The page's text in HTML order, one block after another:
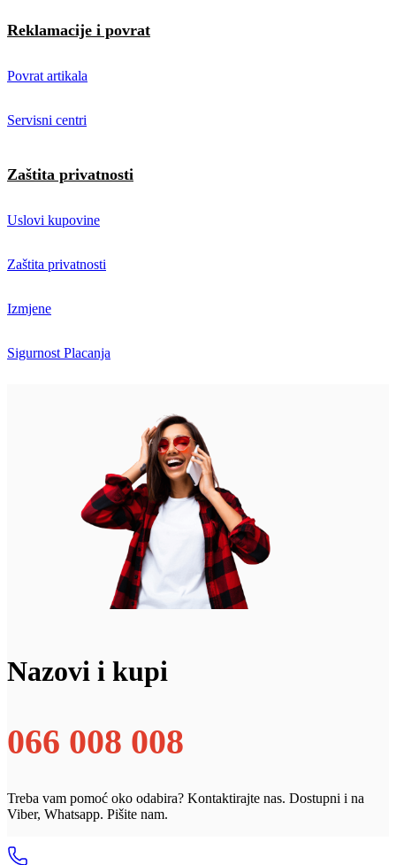
Reklamacije i povrat
Povrat artikala
Servisni centri
Zaštita privatnosti
Uslovi kupovine
Zaštita privatnosti
Izmjene
Sigurnost Placanja
Nazovi i kupi
066 008 008
Treba vam pomoć oko odabira? Kontaktirajte nas. Dostupni i na
Viber, Whatsapp. Pišite nam.